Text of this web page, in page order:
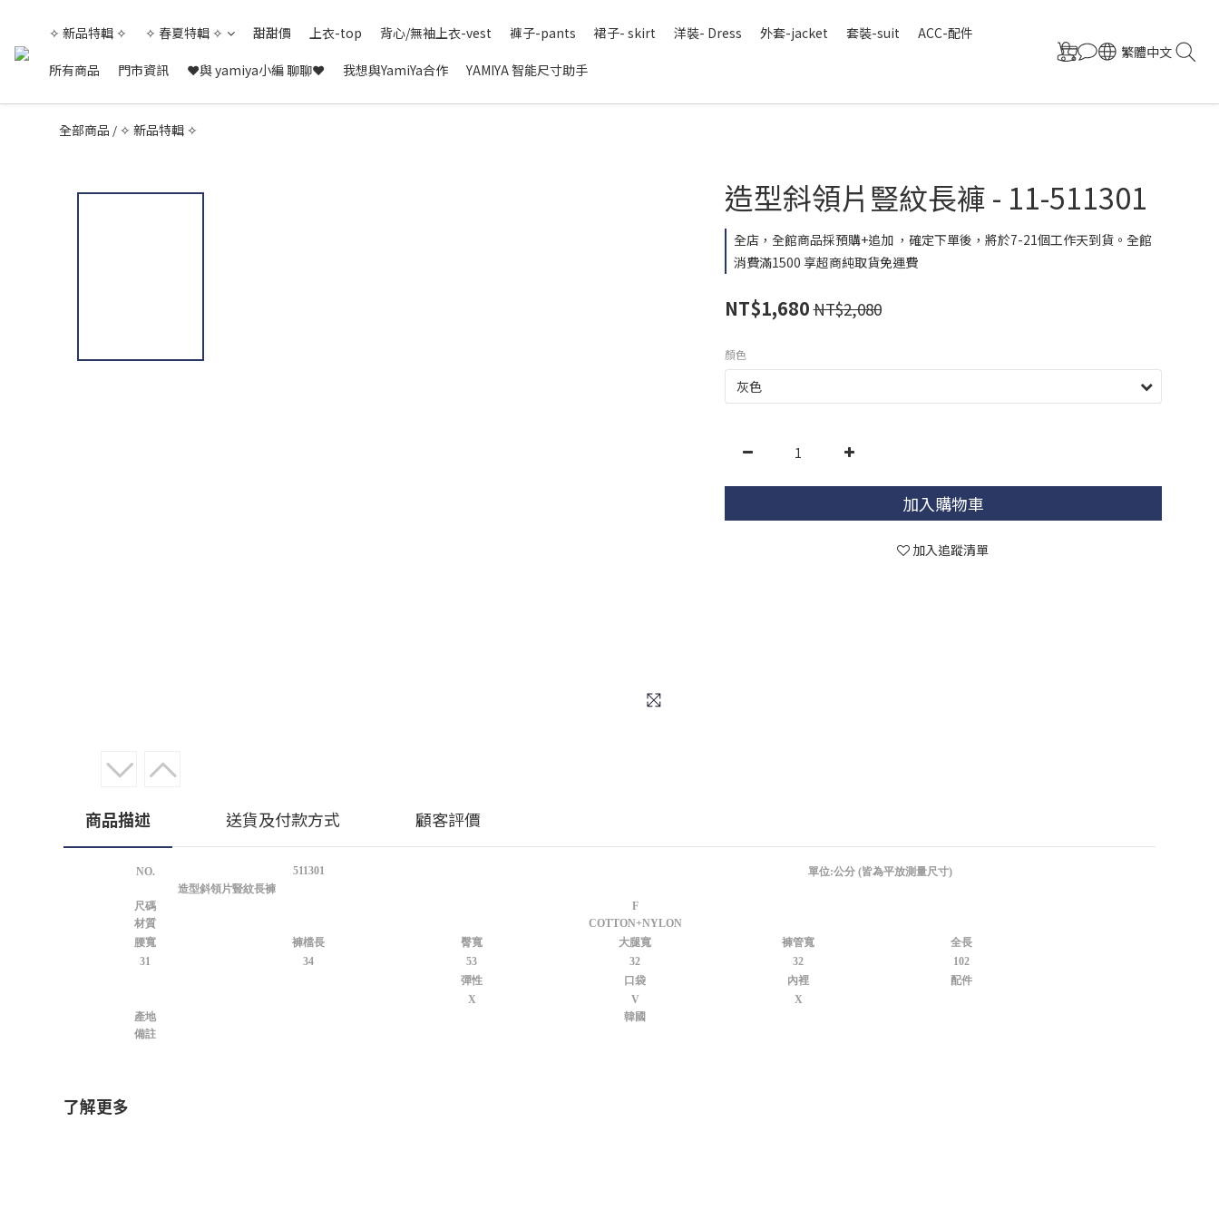
✧ 新品特輯 ✧ ✧ 春夏特輯 ✧ 甜甜價 上衣-top 背心/無袖上衣-vest 褲子-pants 裙子- skirt 洋裝- Dress 外套-jacket 套裝-suit ACC-配件
所有商品 門市資訊 ❤與 yamiya小編 聊聊❤ 我想與YamiYa合作 YAMIYA 智能尺寸助手
繁體中文
全部商品 / ✧ 新品特輯 ✧
造型斜領片豎紋長褲 - 11-511301
全店，全館商品採預購+追加 ，確定下單後，將於7-21個工作天到貨。全館
消費滿1500 享超商純取貨免運費
NT$1,680NT$2,080
顏色
加入購物車
加入追蹤清單
商品描述 送貨及付款方式 顧客評價
NO. 511301
單位:公分 (皆為平放測量尺寸)
造型斜領片豎紋長褲
尺碼
F
材質
COTTON+NYLON
腰寬
褲檔長 臀寬 大腿寬 褲管寬
全長
31
34 53 32 32
102
彈性
口袋 內裡
配件
X
V
X
產地
韓國
備註
了解更多